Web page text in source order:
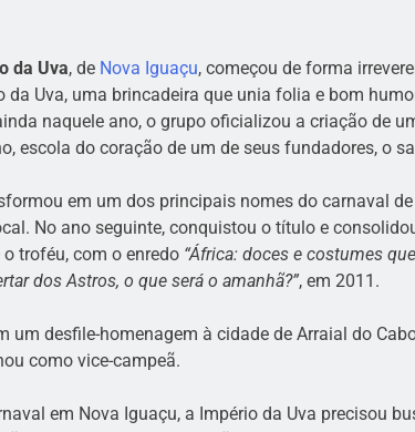
da Uva, de Nova Iguaçu, começou de forma
Uva, uma brincadeira que unia folia e bom
naquele ano, o grupo oficializou a criação de
escola do coração de um de seus fundadores, o
em um dos principais nomes do carnaval
No ano seguinte, conquistou o título e
troféu, com o enredo “África: doces e costumes
dos Astros, o que será o amanhã?”, em 2011.
desfile-homenagem à cidade de Arraial do
como vice-campeã.
em Nova Iguaçu, a Império da Uva precisou